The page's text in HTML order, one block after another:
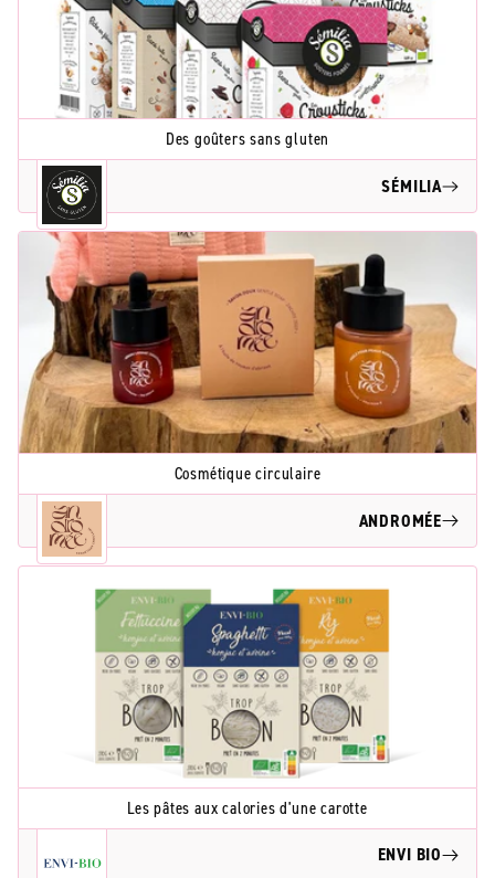
Des goûters sans gluten
SÉMILIA
Cosmétique circulaire
ANDROMÉE
Les pâtes aux calories d'une carotte
ENVI BIO